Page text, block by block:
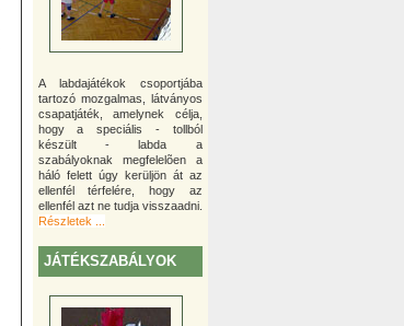
A labdajátékok csoportjába
tartozó mozgalmas, látványos
csapatjáték, amelynek célja,
hogy a speciális - tollból
készült - labda a
szabályoknak megfelelõen a
háló felett úgy kerüljön át az
ellenfél térfelére, hogy az
ellenfél azt ne tudja visszaadni.
Részletek ...
JÁTÉKSZABÁLYOK